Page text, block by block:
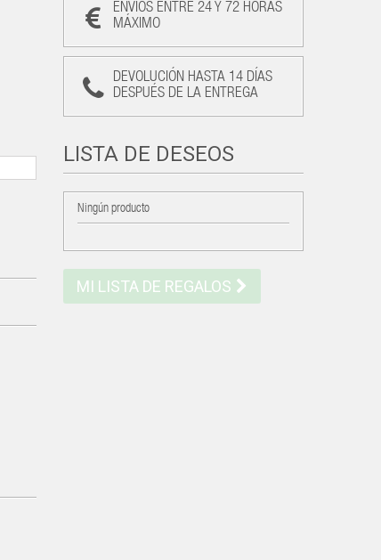
ENVÍOS ENTRE 24 Y 72 HORAS
MÁXIMO
DEVOLUCIÓN HASTA 14 DÍAS
DESPUÉS DE LA ENTREGA
LISTA DE DESEOS
Ningún producto
MI LISTA DE REGALOS